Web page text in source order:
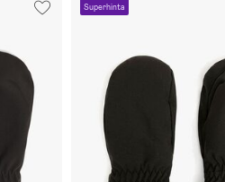
Superhinta